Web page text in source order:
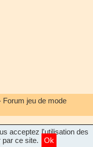
Forum jeu de mode
acceptez l'utilisation des
par ce site.
Ok